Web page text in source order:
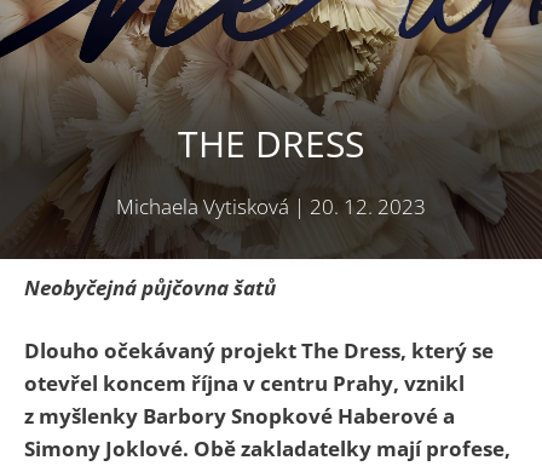
THE DRESS
Michaela Vytisková | 20. 12. 2023
Neobyčejná půjčovna šatů
Dlouho očekávaný projekt The Dress, který se
otevřel koncem října v centru Prahy, vznikl
z myšlenky Barbory Snopkové Haberové a
Simony Joklové. Obě zakladatelky mají profese,